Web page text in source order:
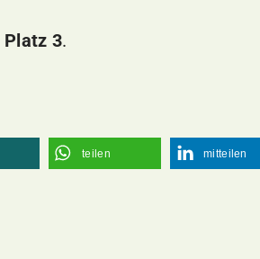
Platz 3.
teilen mitteilen